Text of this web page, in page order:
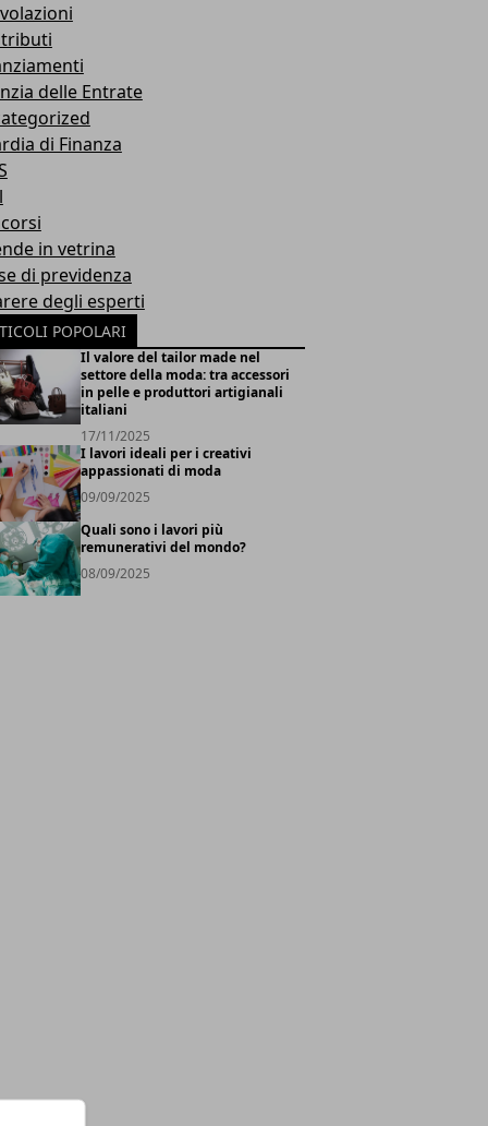
delle Entrate
di Finanza
in vetrina
di previdenza
degli esperti
POPOLARI
Il valore del tailor made nel
settore della moda: tra accessori
in pelle e produttori artigianali
italiani
17/11/2025
I lavori ideali per i creativi
appassionati di moda
09/09/2025
Quali sono i lavori più
remunerativi del mondo?
08/09/2025